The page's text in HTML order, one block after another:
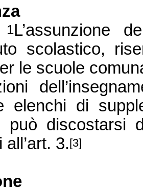
1L’assunzione
scolastico,
le scuole
elenchi di
può
3.[3]